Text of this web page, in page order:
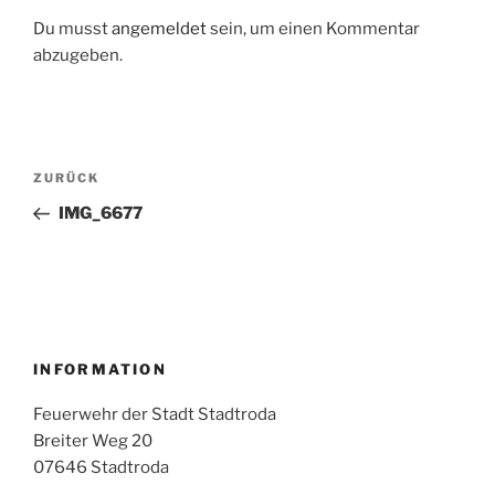
Du musstangemeldetsein, um einen Kommentar
abzugeben.
Beitragsnavigation
Vorheriger
Beitrag
ZURÜCK
IMG_6677
INFORMATION
Feuerwehr der Stadt Stadtroda
Breiter Weg 20
07646 Stadtroda